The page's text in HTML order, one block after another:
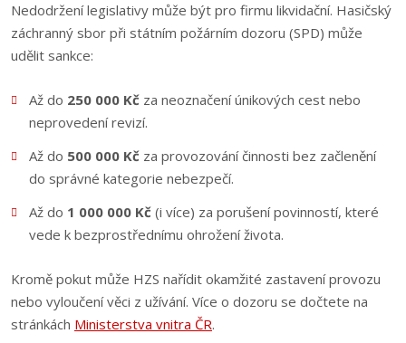
Nedodržení legislativy může být pro firmu likvidační. Hasičský
záchranný sbor při státním požárním dozoru (SPD) může
udělit sankce:
Až do 250 000 Kčza neoznačení únikových cest nebo
neprovedení revizí.
Až do 500 000 Kčza provozování činnosti bez začlenění
do správné kategorie nebezpečí.
Až do 1 000 000 Kč(i více) za porušení povinností, které
vede k bezprostřednímu ohrožení života.
Kromě pokut může HZS nařídit okamžité zastavení provozu
nebo vyloučení věci z užívání. Více o dozoru se dočtete na
stránkách Ministerstva vnitra ČR.